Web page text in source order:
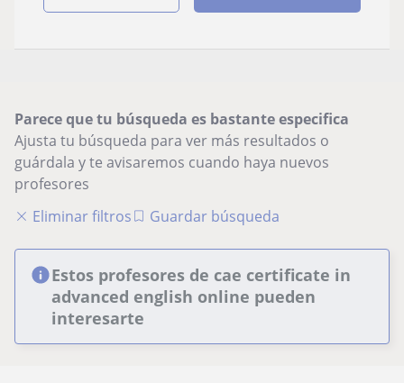
Parece que tu búsqueda es bastante especifica
Ajusta tu búsqueda para ver más resultados o
guárdala y te avisaremos cuando haya nuevos
profesores
Eliminar filtros
Guardar búsqueda
Estos profesores de cae certificate in
advanced english online pueden
interesarte